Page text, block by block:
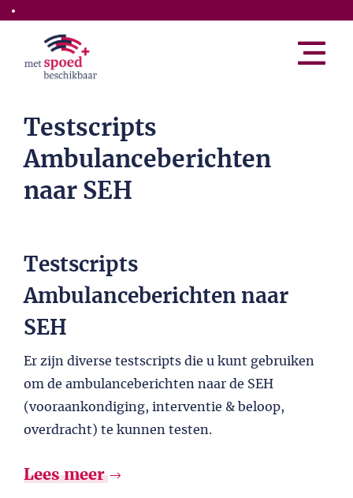
Skip to the main content
Testscripts
Ambulanceberichten
naar SEH
Testscripts
Ambulanceberichten naar
SEH
Er zijn diverse testscripts die u kunt gebruiken
om de ambulanceberichten naar de SEH
(vooraankondiging, interventie & beloop,
overdracht) te kunnen testen.
Lees meer